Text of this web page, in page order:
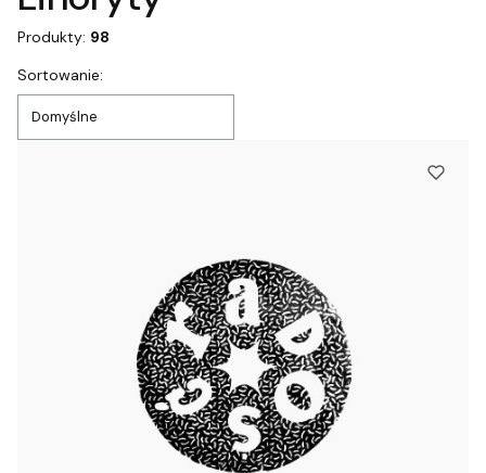
Produkty: 98
Lista produktów
Sortowanie:
Domyślne